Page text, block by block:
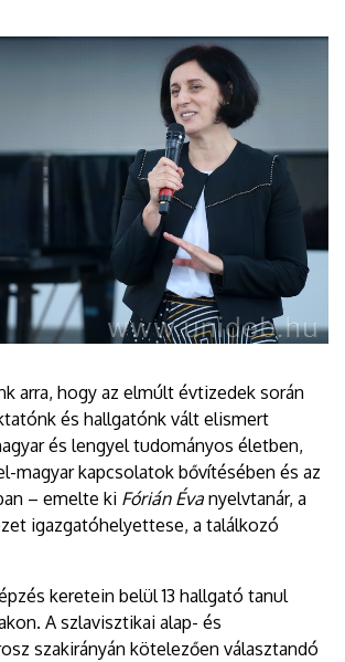
arra, hogy az elmúlt évtizedek során
és hallgatónk vált elismert
és lengyel tudományos életben,
magyar kapcsolatok bővítésében és az
– emelte ki Fórián Éva nyelvtanár, a
igazgatóhelyettese, a találkozó
keretein belül 13 hallgató tanul
A szlavisztikai alap- és
szakirányán kötelezően választandó